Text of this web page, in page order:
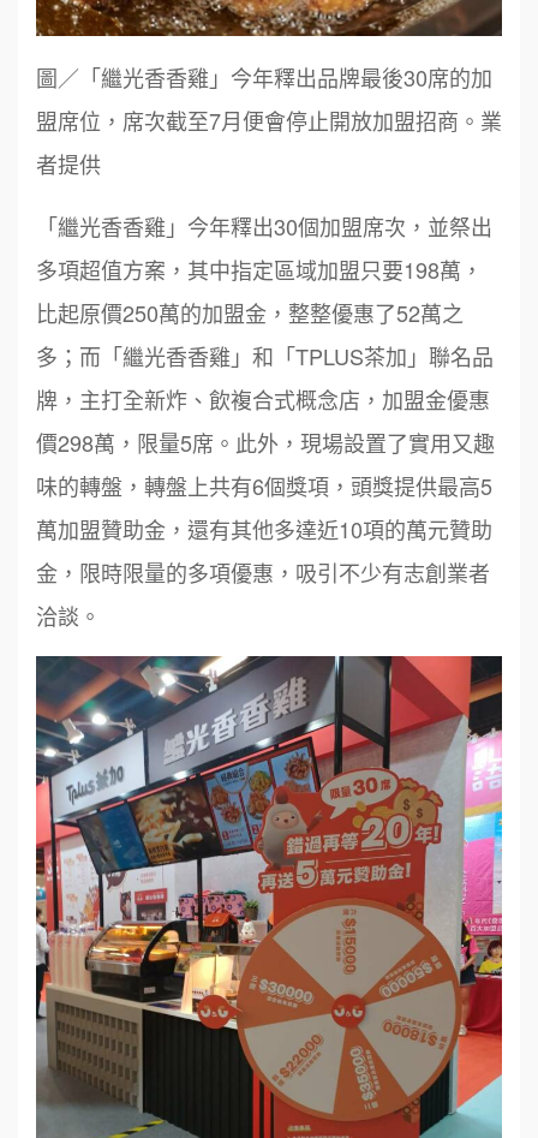
圖／「繼光香香雞」今年釋出品牌最後30席的加
盟席位，席次截至7月便會停止開放加盟招商。業
者提供
「繼光香香雞」今年釋出30個加盟席次，並祭出
多項超值方案，其中指定區域加盟只要198萬，
比起原價250萬的加盟金，整整優惠了52萬之
多；而「繼光香香雞」和「TPLUS茶加」聯名品
牌，主打全新炸、飲複合式概念店，加盟金優惠
價298萬，限量5席。此外，現場設置了實用又趣
味的轉盤，轉盤上共有6個獎項，頭獎提供最高5
萬加盟贊助金，還有其他多達近10項的萬元贊助
金，限時限量的多項優惠，吸引不少有志創業者
洽談。